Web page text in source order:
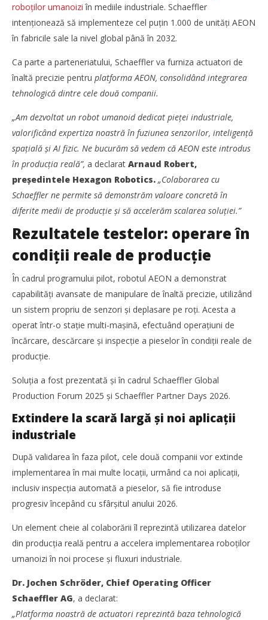
1.000 de roboți umanoizi AEON în producție: Hexagon și
Schaeffler accelerează automatizarea fabricilor
Redacția
roboților umanoizi în mediile industriale. Schaeffler
intenționează să implementeze cel puțin 1.000 de unități AEON
în fabricile sale la nivel global până în 2032.
Ca parte a parteneriatului, Schaeffler va furniza actuatori de
înaltă precizie pentru platforma AEON, consolidând integrarea
tehnologică dintre cele două companii.
„Am dezvoltat un robot umanoid dedicat pieței industriale,
valorificând expertiza noastră în fuziunea senzorilor, inteligență
spațială și AI fizic. Ne bucurăm să vedem că AEON este introdus
în producția reală”, a declarat Arnaud Robert,
președintele Hexagon Robotics. „Colaborarea cu
Schaeffler ne permite să demonstrăm valoare concretă în
diferite medii de producție și să accelerăm scalarea soluției.”
Rezultatele testelor: operare în
condiții reale de producție
În cadrul programului pilot, robotul AEON a demonstrat
capabilități avansate de manipulare de înaltă precizie, utilizând
un sistem propriu de senzori și deplasare pe roți. Acesta a
operat într-o stație multi-mașină, efectuând operațiuni de
încărcare, descărcare și inspecție a pieselor în condiții reale de
producție.
Soluția a fost prezentată și în cadrul Schaeffler Global
Production Forum 2025 și Schaeffler Partner Days 2026.
Extindere la scară largă și noi aplicații
industriale
După validarea în faza pilot, cele două companii vor extinde
implementarea în mai multe locații, urmând ca noi aplicații,
inclusiv inspecția automată a pieselor, să fie introduse
progresiv începând cu sfârșitul anului 2026.
Un element cheie al colaborării îl reprezintă utilizarea datelor
din producția reală pentru a accelera implementarea roboților
umanoizi în noi procese și fluxuri industriale.
Dr. Jochen Schröder, Chief Operating Officer
Schaeffler AG, a declarat:
„Platforma noastră de actuatori reprezintă baza tehnologică